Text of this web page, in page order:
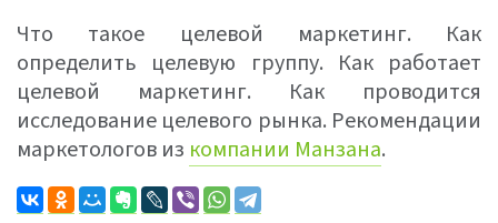
Что такое целевой маркетинг. Как
определить целевую группу. Как работает
целевой маркетинг. Как проводится
исследование целевого рынка. Рекомендации
маркетологов из компании Манзана.